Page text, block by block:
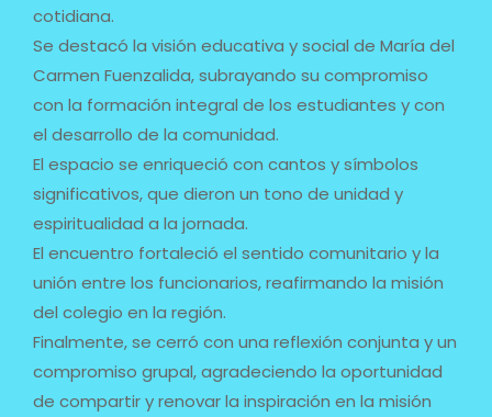
cotidiana.
Se destacó la visión educativa y social de María del
Carmen Fuenzalida, subrayando su compromiso
con la formación integral de los estudiantes y con
el desarrollo de la comunidad.
El espacio se enriqueció con cantos y símbolos
significativos, que dieron un tono de unidad y
espiritualidad a la jornada.
El encuentro fortaleció el sentido comunitario y la
unión entre los funcionarios, reafirmando la misión
del colegio en la región.
Finalmente, se cerró con una reflexión conjunta y un
compromiso grupal, agradeciendo la oportunidad
de compartir y renovar la inspiración en la misión